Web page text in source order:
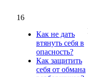
16
Как не дать
втянуть себя в
опасность?
Как защитить
себя от обмана